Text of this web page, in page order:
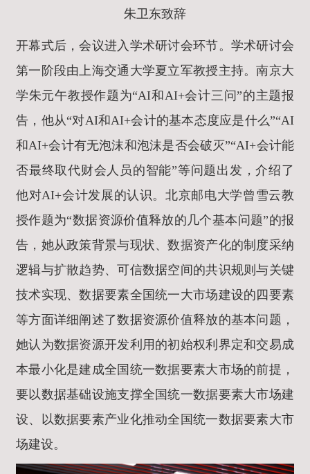
朱卫东致辞
开幕式后，会议进入学术研讨会环节。学术研讨会
第一阶段由上海交通大学夏立军教授主持。南京大
学朱元午教授作题为“AI和AI+会计三问”的主题报
告，他从“对AI和AI+会计的基本态度应是什么”“AI
和AI+会计有无泡沫和泡沫是否会破灭”“AI+会计能
否最终取代财会人员的智能”等问题出发，介绍了
他对AI+会计发展的认识。北京邮电大学曾雪云教
授作题为“数据资源价值释放的几个基本问题”的报
告，她从政策背景与现状、数据资产化的制度采纳
逻辑与扩散趋势、可信数据空间的共识规则与关键
技术实现、数据要素全国统一大市场建设的四要素
等方面详细阐述了数据资源价值释放的基本问题，
她认为数据资源开发利用的初始权利界定和交易成
本最小化是建成全国统一数据要素大市场的前提，
要以数据基础设施支撑全国统一数据要素大市场建
设、以数据要素产业化推动全国统一数据要素大市
场建设。